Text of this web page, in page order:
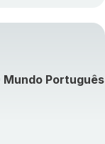
Português